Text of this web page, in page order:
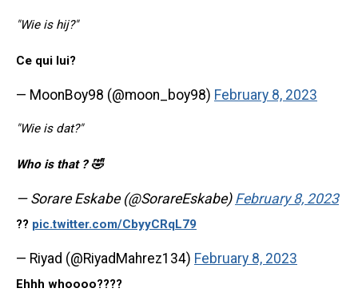
"Wie is hij?"
Ce qui lui?
— MoonBoy98 (@moon_boy98) February 8, 2023
"Wie is dat?"
Who is that ? 🤣
— Sorare Eskabe (@SorareEskabe) February 8, 2023
?? pic.twitter.com/CbyyCRqL79
— Riyad (@RiyadMahrez134) February 8, 2023
Ehhh whoooo????